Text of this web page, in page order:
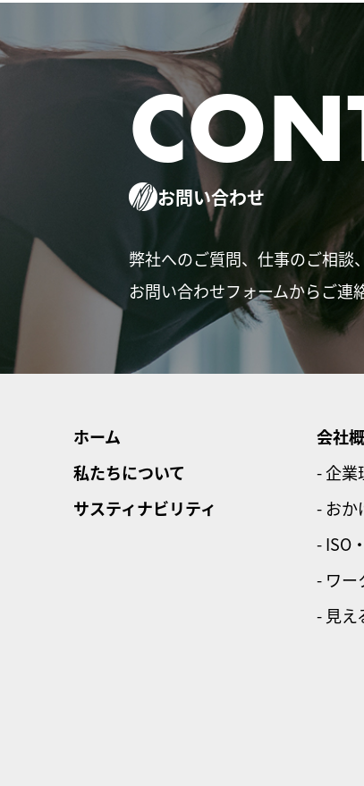
お問い合わせ
弊社へのご質問、仕事のご相談
お問い合わせフォームからご連
ホーム
私たちについて
サスティナビリティ
会社
- 企業
- おか
- ISO
- ワー
- 見え